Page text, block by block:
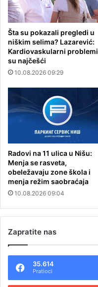
Šta su pokazali pregledi u
niškim selima? Lazarević:
Kardiovaskularni problemi
su najčešći
10.08.2026 09:29
Radovi na 11 ulica u Nišu:
Menja se rasveta,
obeležavaju zone škola i
menja režim saobraćaja
10.08.2026 09:04
Zapratite nas
35.614
Pratioci